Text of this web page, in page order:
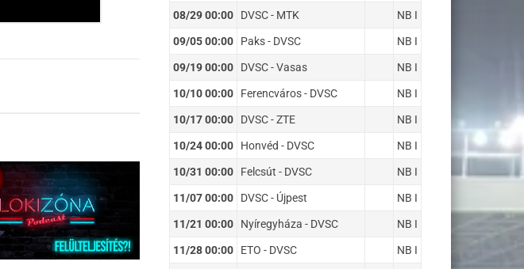
08/29 00:00 DVSC - MTK NB I
09/05 00:00 Paks - DVSC NB I
09/19 00:00 DVSC - Vasas NB I
10/10 00:00 Ferencváros - DVSC NB I
10/17 00:00 DVSC - ZTE NB I
10/24 00:00 Honvéd - DVSC NB I
10/31 00:00 Felcsút - DVSC NB I
11/07 00:00 DVSC - Újpest NB I
11/21 00:00 Nyíregyháza - DVSC NB I
11/28 00:00 ETO - DVSC NB I